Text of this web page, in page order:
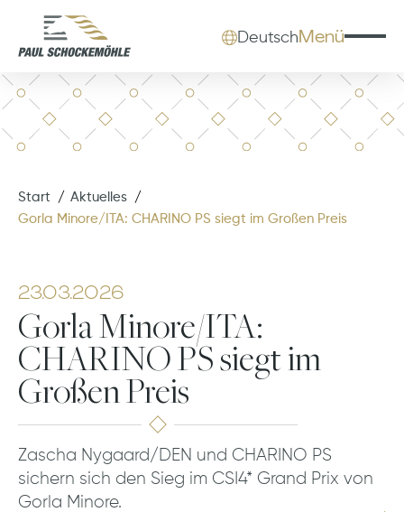
DeutschMenü
Start
Aktuelles
Gorla Minore/ITA: CHARINO PS siegt im Großen Preis
23.03.2026
Gorla Minore/ITA:
CHARINO PS siegt im
Großen Preis
Zascha Nygaard/DEN und CHARINO PS
sichern sich den Sieg im CSI4* Grand Prix von
Gorla Minore.